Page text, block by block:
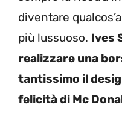
diventare
più lussuoso. Ives
realizzare una
tantissimo il
felicità di Mc